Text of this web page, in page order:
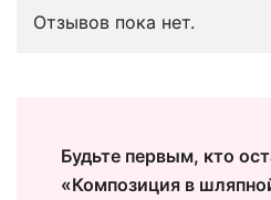
Отзывов пока нет.
Будьте первым, кто
«Композиция в